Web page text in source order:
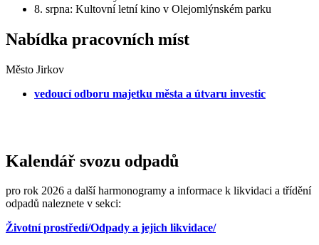
8. srpna: Kultovní letní kino v Olejomlýnském parku
Nabídka pracovních míst
Město Jirkov
vedoucí odboru majetku města a útvaru investic
Kalendář svozu odpadů
pro rok 2026 a další harmonogramy a informace k likvidaci a třídění
odpadů naleznete v sekci:
Životní prostředí/Odpady a jejich likvidace/